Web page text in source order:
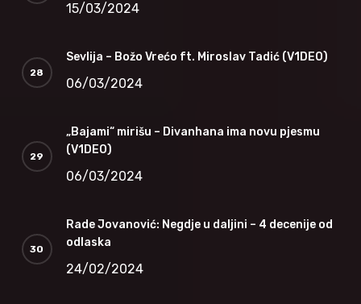
15/03/2024
Sevlija – Božo Vrećo ft. Miroslav Tadić (V1DEO)
06/03/2024
„Bajami“ mirišu – Divanhana ima novu pjesmu
(V1DEO)
06/03/2024
Rade Jovanović: Negdje u daljini – 4 decenije od
odlaska
24/02/2024